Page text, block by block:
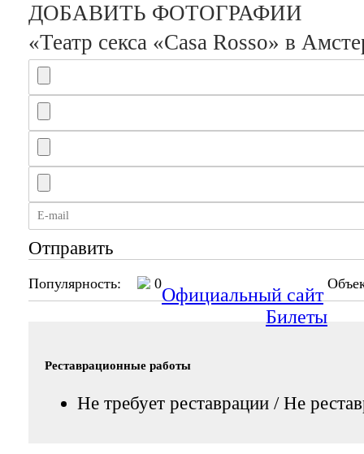
ДОБАВИТЬ ФОТОГРАФИИ
«Театр секса «Casa Rosso» в
Отправить
Популярность: 0
Официальный сайт
Билеты
Реставрационные работы
Не требует реставрации / Не